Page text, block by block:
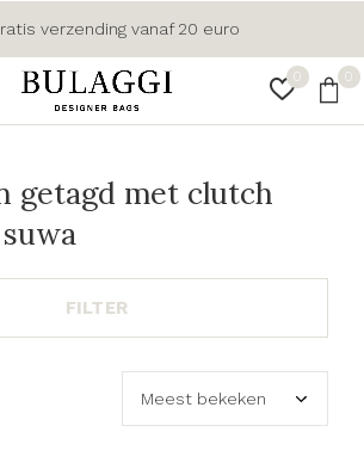
0 0
verzending vanaf 20 euro
getagd met clutch
FILTER